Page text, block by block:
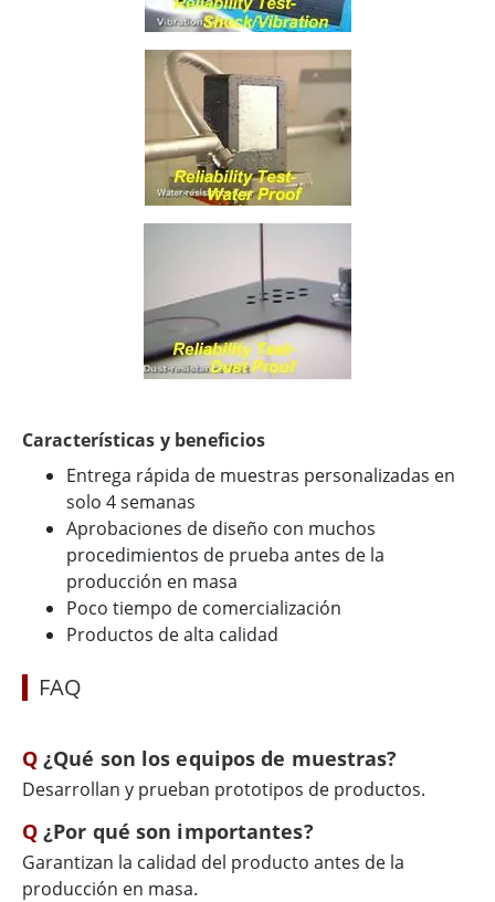
Características y beneficios
Entrega rápida de muestras personalizadas en
solo 4 semanas
Aprobaciones de diseño con muchos
procedimientos de prueba antes de la
producción en masa
Poco tiempo de comercialización
Productos de alta calidad
FAQ
¿Qué son los equipos de muestras?
Desarrollan y prueban prototipos de productos.
¿Por qué son importantes?
Garantizan la calidad del producto antes de la
producción en masa.